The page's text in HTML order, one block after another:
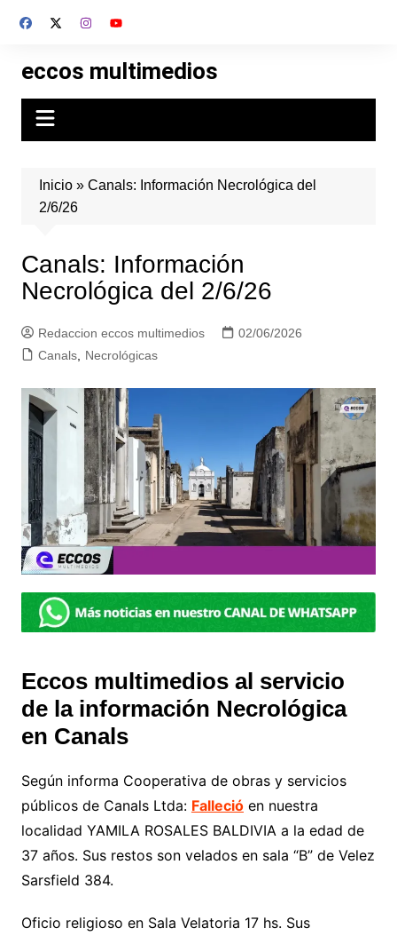
eccos multimedios
Inicio» Canals: Información Necrológica del
2/6/26
Canals: Información
Necrológica del 2/6/26
Redaccion eccos multimedios
02/06/2026
Canals, Necrológicas
Eccos multimedios al servicio
de la información Necrológica
en Canals
Según informa Cooperativa de obras y servicios
públicos de Canals Ltda: Fallecióen nuestra
localidad YAMILA ROSALES BALDIVIA a la edad de
37 años. Sus restos son velados en sala “B” de Velez
Sarsfield 384.
Oficio religioso en Sala Velatoria 17 hs. Sus